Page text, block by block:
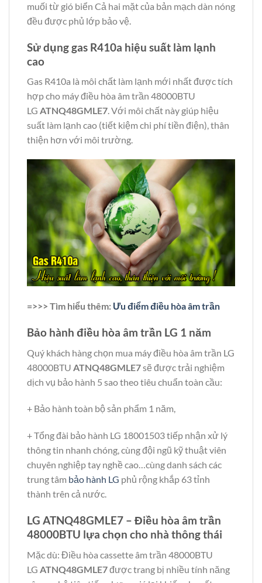
muối từ gió biển Cả hai mặt của bản mạch dàn nóng
đều được phủ lớp bảo vệ.
Sử dụng gas R410a hiệu suất làm lạnh
cao
Gas R410a là môi chất làm lạnh mới nhất được tích
hợp cho máy điều hòa âm trần 48000BTU
LG ATNQ48GMLE7. Với môi chất này giúp hiệu
suất làm lạnh cao (tiết kiệm chi phí tiền điện), thân
thiện hơn với môi trường.
=>>> Tìm hiểu thêm: Ưu điểm điều hòa âm trần
Bảo hành điều hòa âm trần LG 1 năm
Quý khách hàng chọn mua máy điều hòa âm trần LG
48000BTU ATNQ48GMLE7sẽ được trải nghiệm
dịch vụ bảo hành 5 sao theo tiêu chuẩn toàn cầu:
+ Bảo hành toàn bộ sản phẩm 1 năm,
+ Tổng đài bảo hành LG 18001503 tiếp nhận xử lý
thông tin nhanh chóng, cùng đội ngũ kỹ thuật viên
chuyên nghiệp tay nghề cao…cùng danh sách các
trung tâm bảo hành LG phủ rộng khắp 63 tỉnh
thành trên cả nước.
LG ATNQ48GMLE7 – Điều hòa âm trần
48000BTU lựa chọn cho nhà thông thái
Mặc dù: Điều hòa cassette âm trần 48000BTU
LG ATNQ48GMLE7được trang bị nhiều tính năng